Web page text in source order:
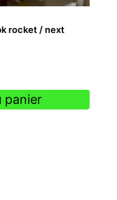
rocket / next
panier